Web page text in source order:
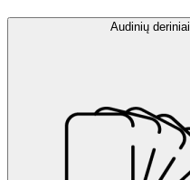
Audinių deriniai